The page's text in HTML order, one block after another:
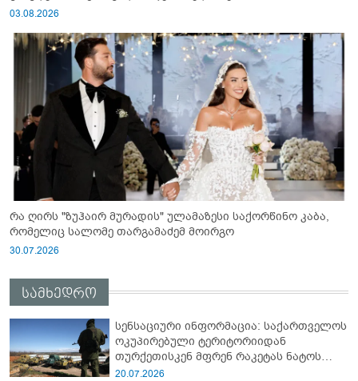
03.08.2026
რა ღირს "ზუჰაირ მურადის" ულამაზესი საქორწინო კაბა,
რომელიც სალომე თარგამაძემ მოირგო
30.07.2026
სამხედრო
სენსაციური ინფორმაცია: საქართველოს
ოკუპირებული ტერიტორიიდან
თურქეთისკენ მფრენ რაკეტას ნატოს
სამიტი კინაღამ ჩაუშლია
20.07.2026